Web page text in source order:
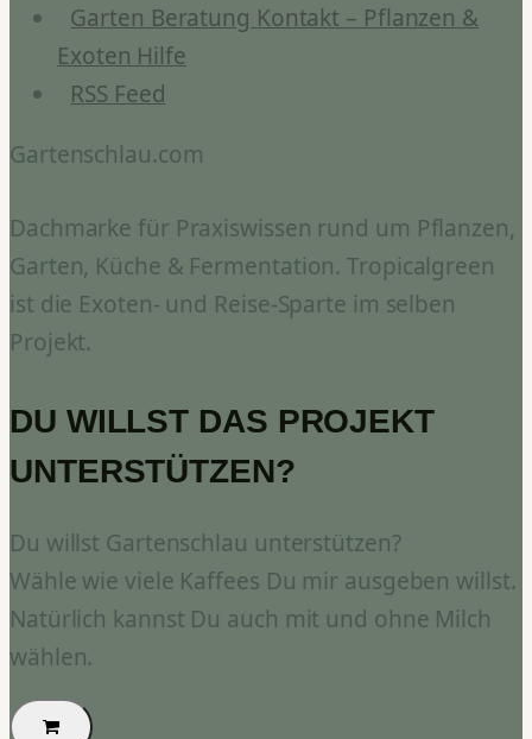
Garten Beratung Kontakt – Pflanzen &
Exoten Hilfe
RSS Feed
Gartenschlau.com
Dachmarke für Praxiswissen rund um Pflanzen,
Garten, Küche & Fermentation. Tropicalgreen
ist die Exoten- und Reise-Sparte im selben
Projekt.
DU WILLST DAS PROJEKT
UNTERSTÜTZEN?
Du willst Gartenschlau unterstützen?
Wähle wie viele Kaffees Du mir ausgeben willst.
Natürlich kannst Du auch mit und ohne Milch
wählen.